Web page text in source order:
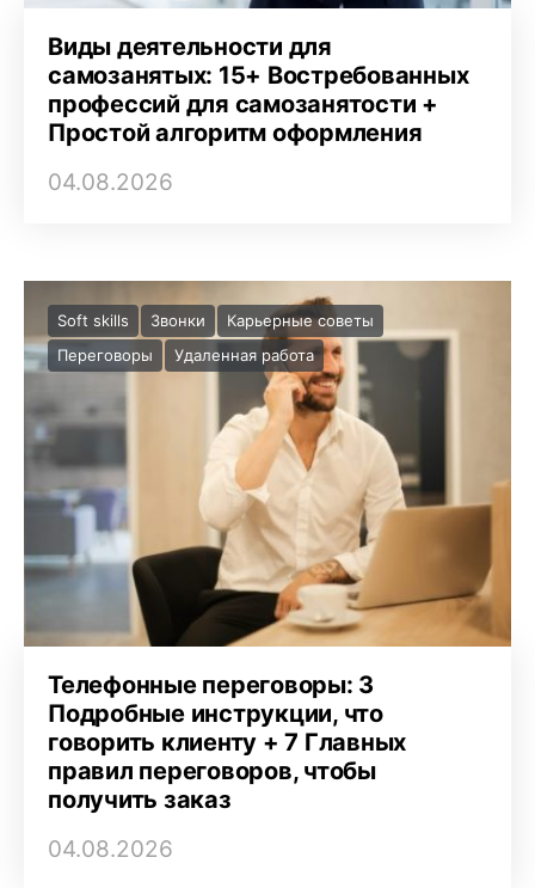
Виды деятельности для
самозанятых: 15+ Востребованных
профессий для самозанятости +
Простой алгоритм оформления
04.08.2026
Soft skills Звонки
Карьерные советы
Переговоры
Удаленная работа
Телефонные переговоры: 3
Подробные инструкции, что
говорить клиенту + 7 Главных
правил переговоров, чтобы
получить заказ
04.08.2026